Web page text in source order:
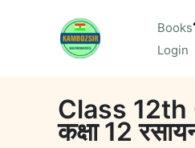
Books
Login
Class
कक्षा 12